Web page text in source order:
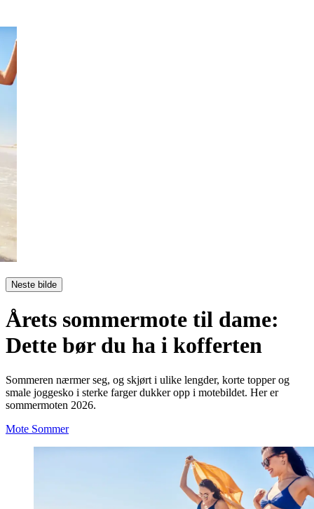
Neste bilde
Årets sommermote til dame:
Dette bør du ha i kofferten
Sommeren nærmer seg, og skjørt i ulike lengder, korte topper og
smale joggesko i sterke farger dukker opp i motebildet. Her er
sommermoten 2026.
Mote Sommer